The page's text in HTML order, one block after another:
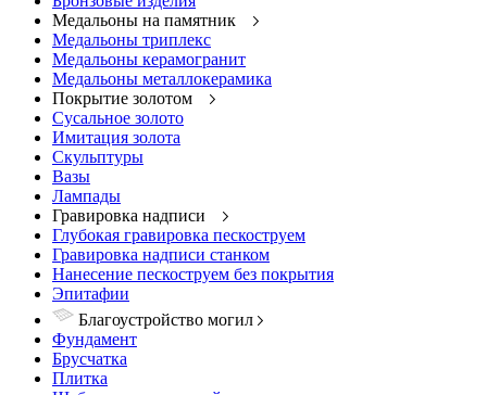
Медальоны на памятник
Медальоны триплекс
Медальоны керамогранит
Медальоны металлокерамика
Покрытие золотом
Сусальное золото
Имитация золота
Скульптуры
Вазы
Лампады
Гравировка надписи
Глубокая гравировка пескоструем
Гравировка надписи станком
Нанесение пескоструем без покрытия
Эпитафии
Благоустройство могил
Фундамент
Брусчатка
Плитка